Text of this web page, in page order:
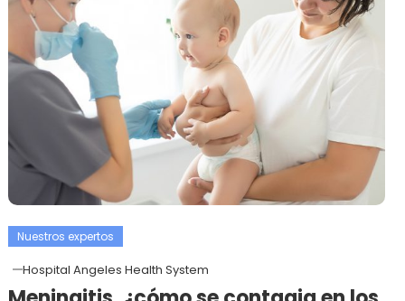
Nuestros expertos
Hospital Angeles Health System